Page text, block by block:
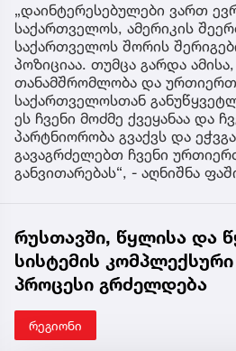
„დაინტერესებულები ვართ
საქართველოს, ამერიკის
საქართველოს შორის
პოზიციაა. თუმცა გარდა
თანამშრომლობა და
საქართველოსთან
ეს ჩვენი მოძმე ქვეყანაა და
პარტნიორობა გვაქვს და
გავაგრძელებთ ჩვენი
განვითარებას“, - აღნიშნა
რუსთავში, წყლისა და
სისტემის
პროცესი გრძელდება
რეგიონი